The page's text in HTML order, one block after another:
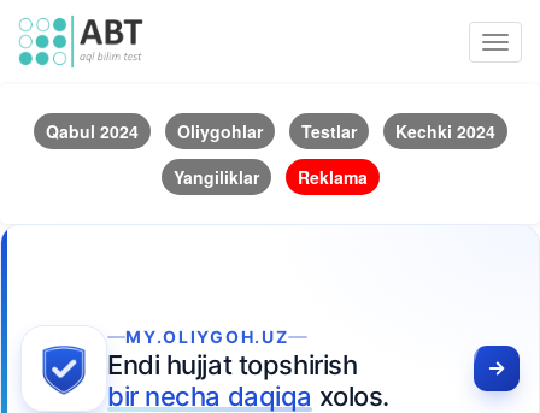
Qabul 2024 Oliygohlar Testlar
Kechki 2024
Yangiliklar
Reklama
MY.OLIYGOH.UZ
Endi hujjat topshirish
bir necha daqiqa xolos.